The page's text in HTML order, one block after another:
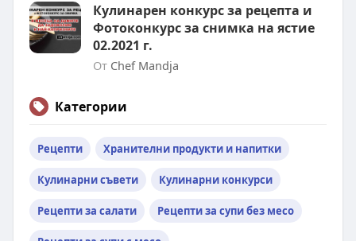
Кулинарен конкурс за рецепта и
Фотоконкурс за снимка на ястие
02.2021 г.
От Chef Mandja
Категории
Рецепти Хранителни продукти и напитки
Кулинарни съвети Кулинарни конкурси
Рецепти за салати Рецепти за супи без месо